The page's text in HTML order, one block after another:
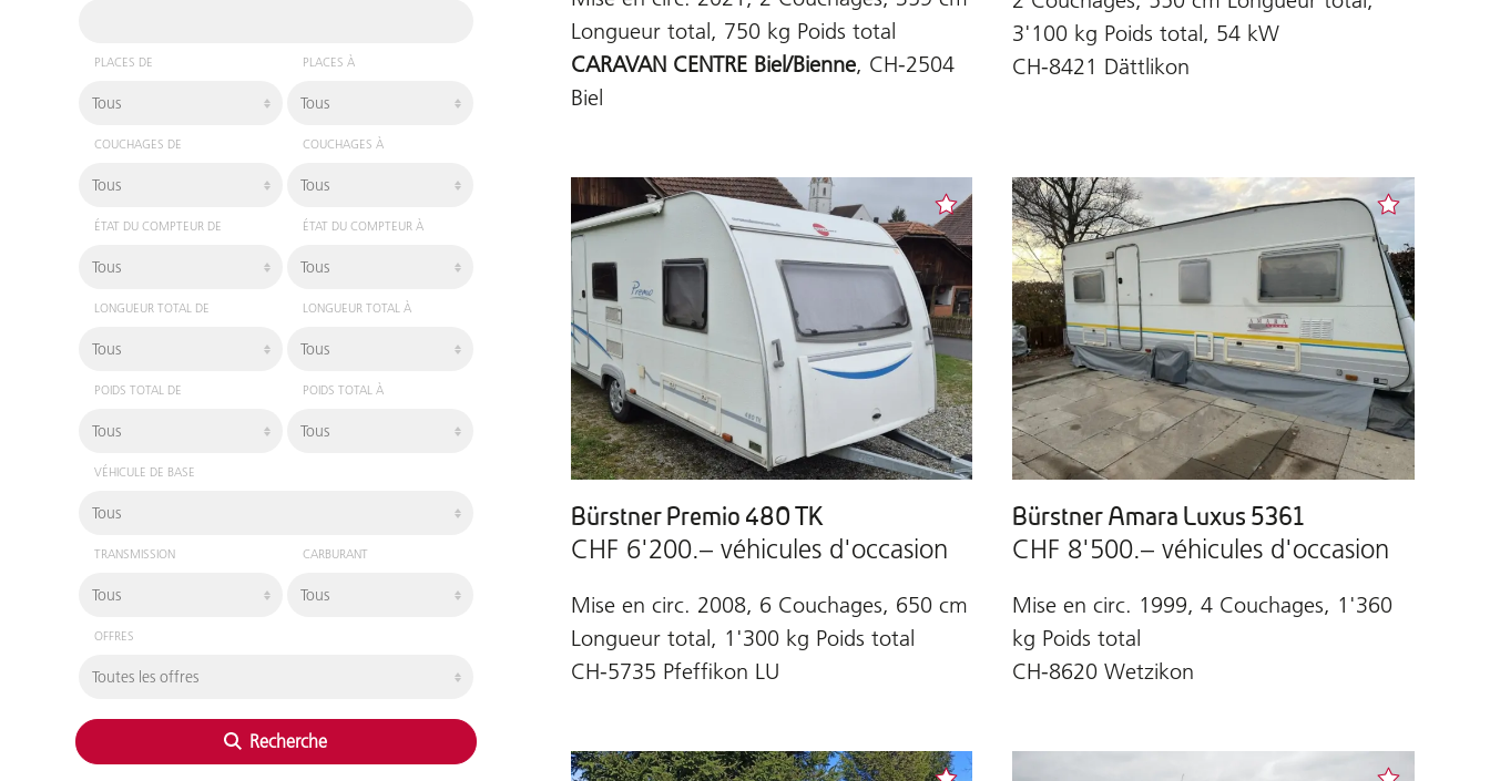
PLACES DE PLACES À
COUCHAGES DE COUCHAGES À
ÉTAT DU COMPTEUR DE ÉTAT DU COMPTEUR À
LONGUEUR TOTAL DE LONGUEUR TOTAL À
POIDS TOTAL DE POIDS TOTAL À
VÉHICULE DE BASE
TRANSMISSION CARBURANT
OFFRES
Recherche
Longueur total, 750 kg Poids total
CARAVAN CENTRE Biel/Bienne, CH-2504
Biel
3'100 kg Poids total, 54 kW
CH-8421 Dättlikon
Bürstner Premio 480 TK
CHF 6'200.– véhicules d'occasion
Mise en circ. 2008, 6 Couchages, 650 cm
Longueur total, 1'300 kg Poids total
CH-5735 Pfeffikon LU
Bürstner Amara Luxus 5361
CHF 8'500.– véhicules d'occasion
Mise en circ. 1999, 4 Couchages, 1'360
kg Poids total
CH-8620 Wetzikon